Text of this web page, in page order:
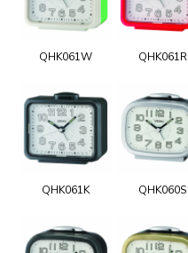
QHK061W QHK061R
QHK061K QHK060S